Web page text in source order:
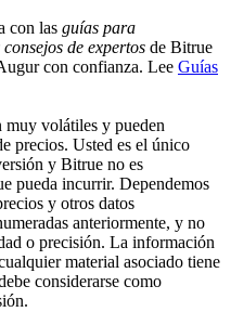
con las guías para
de expertos de Bitrue
con confianza. Lee Guías
muy volátiles y pueden
precios. Usted es el único
y Bitrue no es
pueda incurrir. Dependemos
y otros datos
anteriormente, y no
o precisión. La información
material asociado tiene
considerarse como